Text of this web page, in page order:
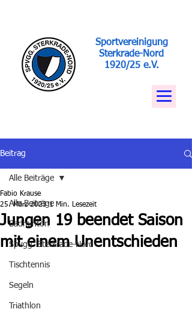
Sportvereinigung
Sterkrade-Nord
1920/25 e.V.
Beitrag
Alle Beiträge
Badminton
Spvgg. Sterkrade-Nord
Tischtennis
Segeln
Triathlon
Alle Beiträge
Jungen 19 beendet Saison
mit einem Unentschieden
Fabio Krause
25. März 2023 1 Min. Lesezeit